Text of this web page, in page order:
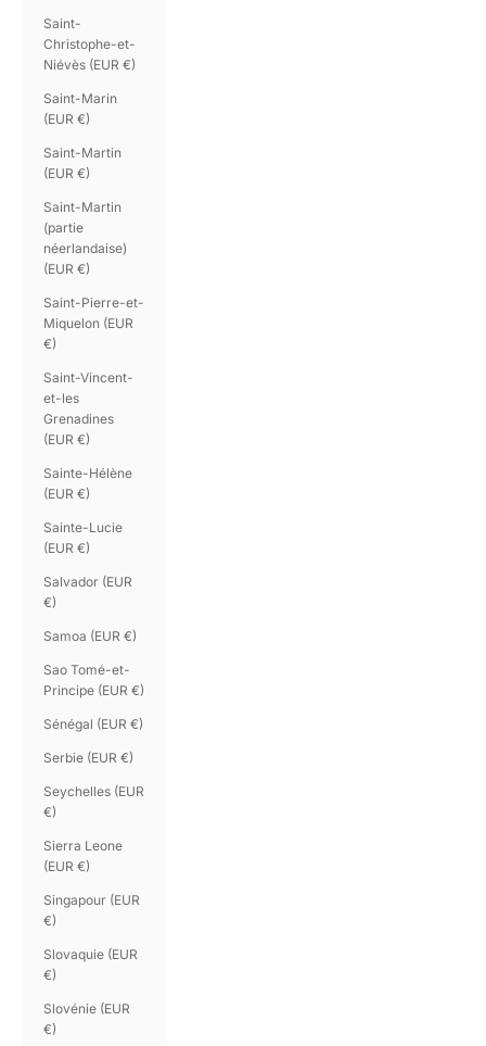
Saint-
Christophe-et-
Niévès (EUR €)
Saint-Marin
(EUR €)
Saint-Martin
(EUR €)
Saint-Martin
(partie
néerlandaise)
(EUR €)
Saint-Pierre-et-
Miquelon (EUR
€)
Saint-Vincent-
et-les
Grenadines
(EUR €)
Sainte-Hélène
(EUR €)
Sainte-Lucie
(EUR €)
Salvador (EUR
€)
Samoa (EUR €)
Sao Tomé-et-
Principe (EUR €)
Sénégal (EUR €)
Serbie (EUR €)
Seychelles (EUR
€)
Sierra Leone
(EUR €)
Singapour (EUR
€)
Slovaquie (EUR
€)
Slovénie (EUR
€)